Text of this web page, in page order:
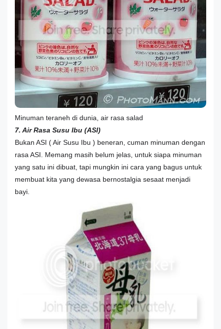
Minuman teraneh di dunia, air rasa salad
7. Air Rasa Susu Ibu (ASI)
Bukan ASI ( Air Susu Ibu ) beneran, cuman minuman dengan
rasa ASI. Memang masih belum jelas, untuk siapa minuman
yang satu ini dibuat, tapi mungkin ini cara yang bagus untuk
membuat kita yang dewasa bernostalgia sesaat menjadi
bayi.